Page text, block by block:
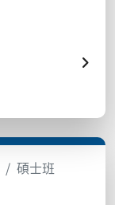
碩士班